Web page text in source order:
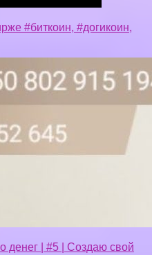
| #5 | Создаю свой
(Smartphone